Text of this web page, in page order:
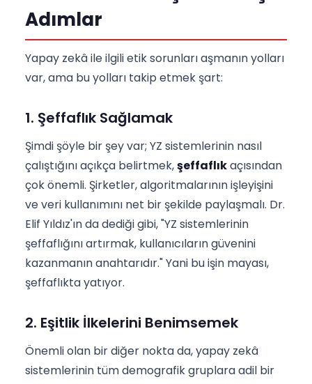
Adımlar
Yapay zekâ ile ilgili etik sorunları aşmanın yolları
var, ama bu yolları takip etmek şart:
1. Şeffaflık Sağlamak
Şimdi şöyle bir şey var; YZ sistemlerinin nasıl
çalıştığını açıkça belirtmek,şeffaflıkaçısından
çok önemli. Şirketler, algoritmalarının işleyişini
ve veri kullanımını net bir şekilde paylaşmalı. Dr.
Elif Yıldız'ın da dediği gibi, "YZ sistemlerinin
şeffaflığını artırmak, kullanıcıların güvenini
kazanmanın anahtarıdır." Yani bu işin mayası,
şeffaflıkta yatıyor.
2. Eşitlik İlkelerini Benimsemek
Önemli olan bir diğer nokta da, yapay zekâ
sistemlerinin tüm demografik gruplara adil bir